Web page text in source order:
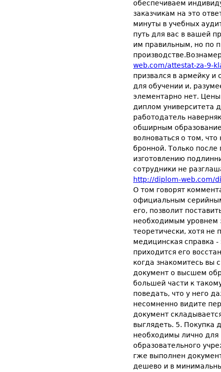
обеспечиваем
заказчикам на это
минуты в учебных
путь для вас в вашей
им правильным, но по
web.com/attestat-za-9-
призвался в армейку
для обучении и,
элементарно нет.
диплом университета
работодатель
обширным
волноваться о том,
бронной. Только после
изготовлению
сотрудники не
http://diplom-web.com/
О том говорят
официальным
его, позволит
необходимым уровнем
теоретически, хотя не
медицинская справка
приходится его
когда знакомитесь вы
документ о высшем
большей части к
поведать, что у него
несомненно видите
документ
выглядеть. 5. Покупка
необходимы лично для
образовательного
гже выполнен
дешево и в